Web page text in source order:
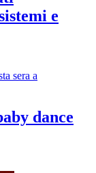
e
dance